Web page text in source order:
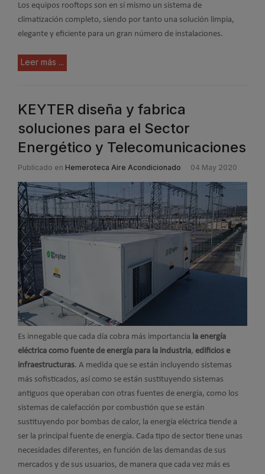
Los equipos rooftops son en sí mismo un sistema de
climatización completo, siendo por tanto una solución limpia,
elegante y eficiente para un gran número de instalaciones.
Leer más ...
KEYTER diseña y fabrica
soluciones para el Sector
Energético y Telecomunicaciones
Publicado en Hemeroteca Aire Acondicionado 04 May 2020
Es innegable que cada día cobra más importancia la energía
eléctrica como fuente de energía para la industria, edificios e
infraestructuras. A medida que se están incluyendo sistemas
más sofisticados, así como se están sustituyendo sistemas
antiguos que operaban con otras fuentes de energía, como los
sistemas de calefacción por combustión que se están
sustituyendo por bombas de calor, la energía eléctrica tiende a
ser la principal fuente de energía. Cada tipo de sector tiene unas
necesidades diferentes, en función de las demandas de sus
mercados y de sus usuarios, de manera que cada vez más es